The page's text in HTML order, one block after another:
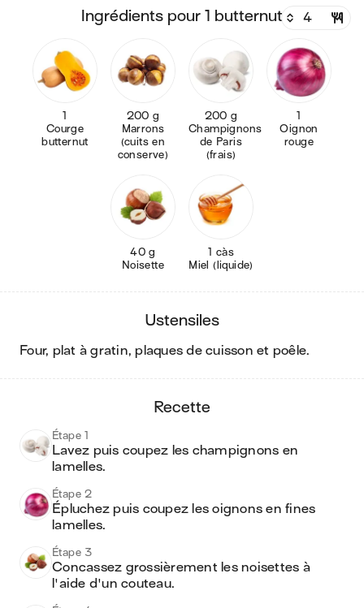
ingrédients pour 1 butternut
1
Courge
butternut
200 g
Marrons
(cuits en
conserve)
200 g
Champignons
de Paris
(frais)
1
Oignon
rouge
40 g
Noisette
1 càs
Miel (liquide)
ustensiles
four, plat à gratin, plaques de cuisson et poêle.
recette
Étape 1
Lavez puis coupez les champignons en
lamelles.
Étape 2
Épluchez puis coupez les oignons en fines
lamelles.
Étape 3
Concassez grossièrement les noisettes à
l'aide d'un couteau.